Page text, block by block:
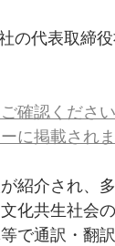
の代表取締
確認ください
に掲載されま
紹介され、
化共生社会
で通訳・翻